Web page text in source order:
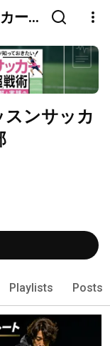
ー
スンサッカ
Playlists Posts